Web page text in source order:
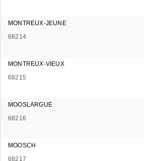
MONTREUX-JEUNE
68214
MONTREUX-VIEUX
68215
MOOSLARGUE
68216
MOOSCH
68217